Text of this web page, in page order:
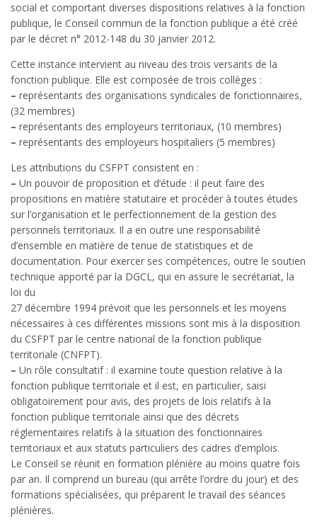
social et comportant diverses dispositions relatives à la fonction
publique, le Conseil commun de la fonction publique a été créé
par le décret n° 2012-148 du 30 janvier 2012.
Cette instance intervient au niveau des trois versants de la
fonction publique. Elle est composée de trois collèges :
– représentants des organisations syndicales de fonctionnaires,
(32 membres)
– représentants des employeurs territoriaux, (10 membres)
– représentants des employeurs hospitaliers (5 membres)
Les attributions du CSFPT consistent en :
– Un pouvoir de proposition et d’étude : il peut faire des
propositions en matière statutaire et procéder à toutes études
sur l’organisation et le perfectionnement de la gestion des
personnels territoriaux. Il a en outre une responsabilité
d’ensemble en matière de tenue de statistiques et de
documentation. Pour exercer ses compétences, outre le soutien
technique apporté par la DGCL, qui en assure le secrétariat, la
loi du
27 décembre 1994 prévoit que les personnels et les moyens
nécessaires à ces différentes missions sont mis à la disposition
du CSFPT par le centre national de la fonction publique
territoriale (CNFPT).
– Un rôle consultatif : il examine toute question relative à la
fonction publique territoriale et il est, en particulier, saisi
obligatoirement pour avis, des projets de lois relatifs à la
fonction publique territoriale ainsi que des décrets
réglementaires relatifs à la situation des fonctionnaires
territoriaux et aux statuts particuliers des cadres d’emplois.
Le Conseil se réunit en formation plénière au moins quatre fois
par an. Il comprend un bureau (qui arrête l’ordre du jour) et des
formations spécialisées, qui préparent le travail des séances
plénières.